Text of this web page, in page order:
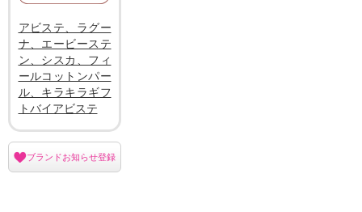
アビステ、ラグー
ナ、エービーステ
ン、シスカ、フィ
ールコットンパー
ル、キラキラギフ
トバイアビステ
ブランドお知らせ登録